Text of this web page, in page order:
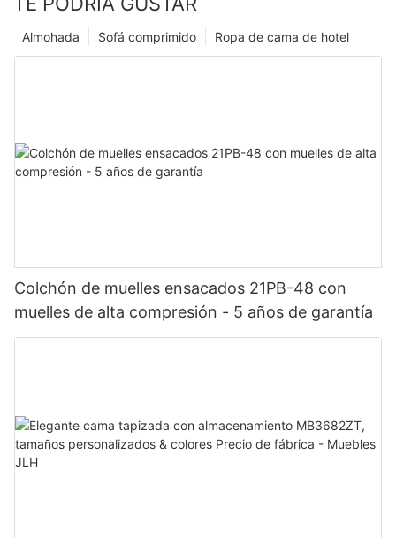
Ropa de cama de hotel
Sofá comprimido
Almohada
Colchón de muelles ensacados 21PB-48 con
muelles de alta compresión - 5 años de garantía